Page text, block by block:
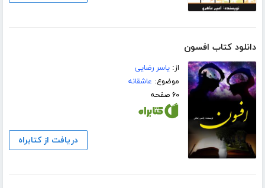
دانلود کتاب افسون
از:یاسر رضایی
موضوع: عاشقانه
۶۰ صفحه
دریافت از کتابراه